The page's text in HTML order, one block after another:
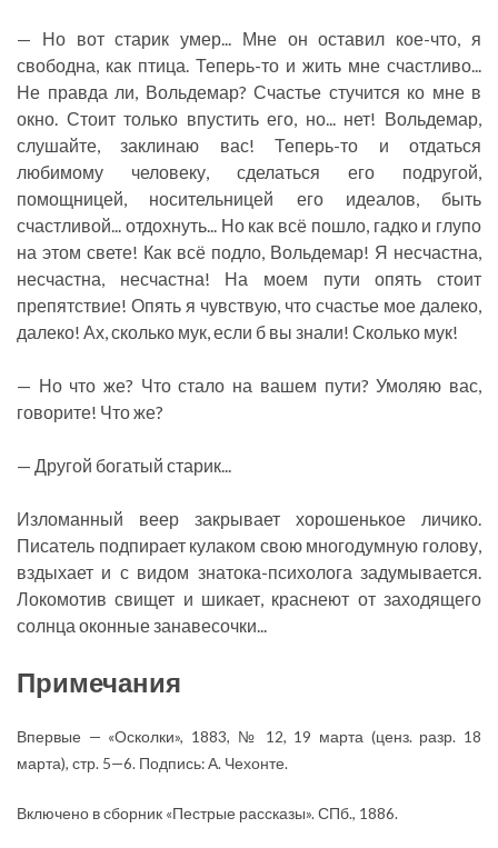
— Но вот старик умер... Мне он оставил кое-что, я
свободна, как птица. Теперь-то и жить мне счастливо...
Не правда ли, Вольдемар? Счастье стучится ко мне в
окно. Стоит только впустить его, но... нет! Вольдемар,
слушайте, заклинаю вас! Теперь-то и отдаться
любимому человеку, сделаться его подругой,
помощницей, носительницей его идеалов, быть
счастливой... отдохнуть... Но как всё пошло, гадко и глупо
на этом свете! Как всё подло, Вольдемар! Я несчастна,
несчастна, несчастна! На моем пути опять стоит
препятствие! Опять я чувствую, что счастье мое далеко,
далеко! Ах, сколько мук, если б вы знали! Сколько мук!
— Но что же? Что стало на вашем пути? Умоляю вас,
говорите! Что же?
— Другой богатый старик...
Изломанный веер закрывает хорошенькое личико.
Писатель подпирает кулаком свою многодумную голову,
вздыхает и с видом знатока-психолога задумывается.
Локомотив свищет и шикает, краснеют от заходящего
солнца оконные занавесочки...
Примечания
Впервые — «Осколки», 1883, № 12, 19 марта (ценз. разр. 18
марта), стр. 5—6. Подпись: А. Чехонте.
Включено в сборник «Пестрые рассказы». СПб., 1886.